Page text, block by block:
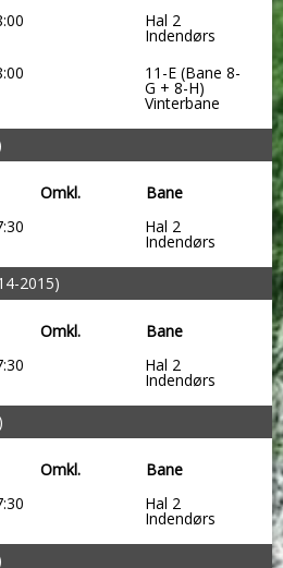
Hal 2
Indendørs
11-E (Bane 8-
G + 8-H)
Vinterbane
Omkl.
Bane
Hal 2
Indendørs
2015)
Omkl.
Bane
Hal 2
Indendørs
Omkl.
Bane
Hal 2
Indendørs